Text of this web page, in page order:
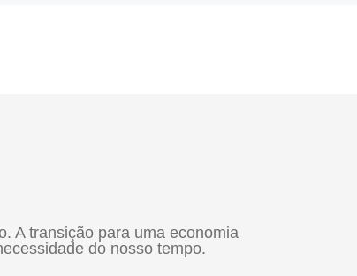
A transição para uma economia
do nosso tempo.